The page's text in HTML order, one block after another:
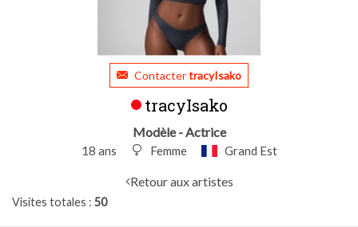
ContactertracyIsako
tracyIsako
Modèle - Actrice
18 ans Femme Grand Est
Retour aux artistes
Visites totales 50